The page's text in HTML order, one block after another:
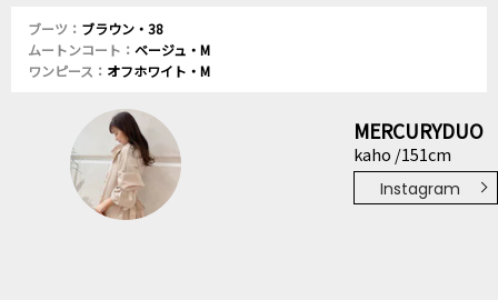
ブーツ： ブラウン・38
ムートンコート： ベージュ・M
ワンピース： オフホワイト・M
MERCURYDUO
kaho /151cm
Instagram